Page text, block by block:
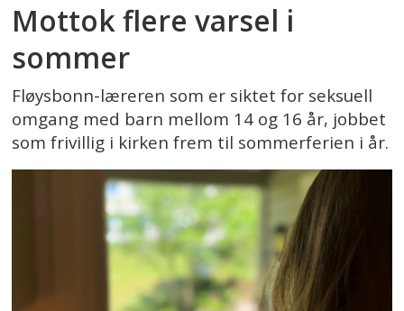
Mottok flere varsel i
sommer
Fløysbonn-læreren som er siktet for seksuell
omgang med barn mellom 14 og 16 år, jobbet
som frivillig i kirken frem til sommerferien i år.